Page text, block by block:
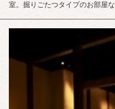
室。掘りごたつタイプのお部屋